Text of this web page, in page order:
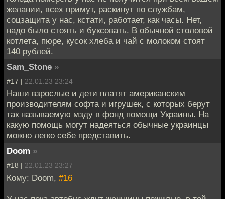
желании, всех примут, раскинут по службам,
соцзащита у нас, кстати, работает, как часы. Нет,
надо было стоять и буксовать. В обычной столовой
котлета, пюре, кусок хлеба и чай с молоком стоят
140 рублей.
Sam_Stone »
#17 | 22.01.23 23:24
Наши взрослые и дети платят американским
производителям софта и игрушек, с которых берут
так называемую мзду в фонд помощи Украины. На
какую помощь могут надеяться обычные украинцы
можно легко себе представить.
Doom »
#18 | 22.01.23 23:27
Кому: Doom, #16